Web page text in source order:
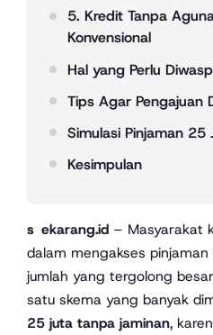
5. Kredit Tanpa
Konvensional
Hal yang Perlu
Tips Agar Pengajuan
Simulasi Pinjaman 25
Kesimpulan
sekarang.id– Masyarakat
dalam mengakses
jumlah yang tergolong
satu skema yang banyak
25 juta tanpa jaminan,